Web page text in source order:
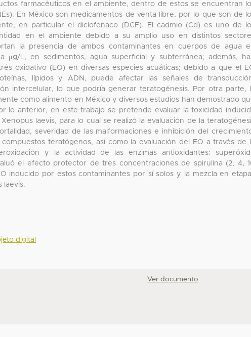
farmacéuticos en el ambiente, dentro de estos se encuentran
En México son medicamentos de venta libre, por lo que son de
en particular el diclofenaco (DCF). El cadmio (Cd) es uno de
en el ambiente debido a su amplio uso en distintos
la presencia de ambos contaminantes en cuerpos de agua
μg/L, en sedimentos, agua superficial y subterránea; además,
oxidativo (EO) en diversas especies acuáticas; debido a que el
lípidos y ADN, puede afectar las señales de
intercelular, lo que podría generar teratogénesis. Por otra parte,
como alimento en México y diversos estudios han demostrado
lo anterior, en este trabajo se pretende evaluar la toxicidad
laevis, para lo cual se realizó la evaluación de la
severidad de las malformaciones e inhibición del
teratógenos, así como la evaluación del EO a través de
y la actividad de las enzimas antioxidantes:
el efecto protector de tres concentraciones de spirulina (2, 4,
inducido por estos contaminantes por sí solos y la mezcla en
laevis.
digital
Ver documento